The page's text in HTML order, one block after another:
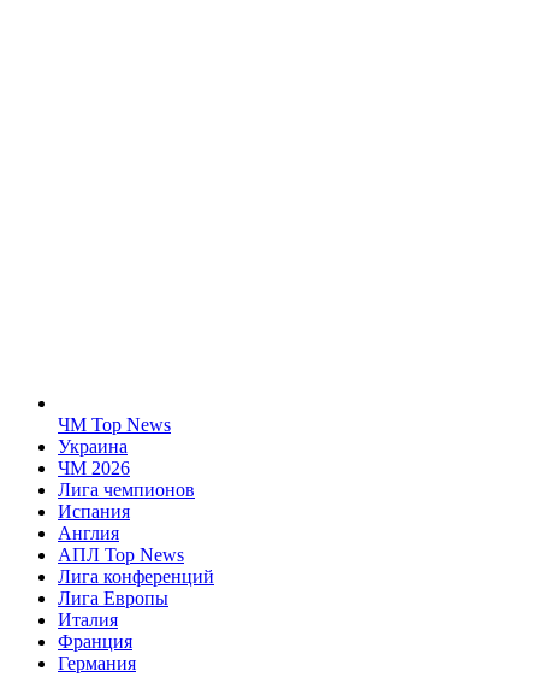
ЧМ Top News
Украина
ЧМ 2026
Лига чемпионов
Испания
Англия
АПЛ Top News
Лига конференций
Лига Европы
Италия
Франция
Германия